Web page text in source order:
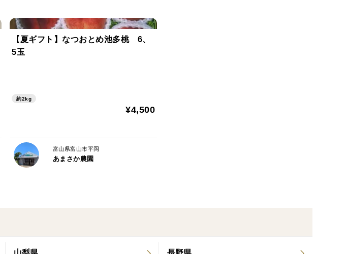
【夏ギフト】なつおとめ池多桃 6、
5玉
約2kg
¥4,500
富山県富山市平岡
あまさか農園